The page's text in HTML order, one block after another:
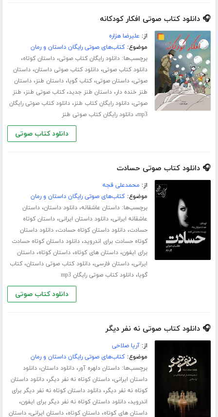
🎧 دانلود کتاب صوتی افکار کودکانه
از: علیرضا هزاره
موضوع:کتاب‌های صوتی رایگان داستان و رمان
برچسب‌ها:دانلود رایگان کتاب صوتی،داستان کوتاه،
دانلود کتاب صوتی،دانلود کتاب صوتی داستان،داستان
صوتی،داستان صوتی،کتاب گویا،داستان طنز،داستان
طنز خنده دار،داستان طنز جدید،کتاب صوتی طنز، طنز
صوتی،دانلود رایگان کتاب طنز،دانلود کتاب صوتی رایگان
mp3،دانلود رایگان کتاب صوتی طنز
دانلود کتاب صوتی
🎧 دانلود کتاب صوتی حسادت
از: محمدعلی قجه
موضوع:کتاب‌های صوتی رایگان داستان و رمان
برچسب‌ها:داستان عاشقانه،دانلود داستان،داستان
عاشقانه ایرانی،دانلود داستان ایرانی،داستان کوتاه
حسادت،دانلود داستان کوتاه حسادت،دانلود داستان
کوتاه حسادت برای اندروید،دانلود داستان کوتاه حسادت
برای ایفون،داستان های کوتاه،داستان کوتاه،داستان
ایرانی،داستان فارسی،دانلود کتاب صوتی داستان،کتاب
گویا،دانلود کتاب صوتی رایگان mp3
دانلود کتاب صوتی
🎧 دانلود کتاب صوتی نه نفر دیگر
از:آریا صلاحی
موضوع:کتاب‌های صوتی رایگان داستان و رمان
برچسب‌ها:داستان دلهره آور،دانلود داستان،دانلود
داستان ایرانی،داستان کوتاه نه نفر دیگر،دانلود داستان
کوتاه نه نفر دیگر،دانلود داستان کوتاه نه نفر دیگر برای
اندروید،دانلود داستان کوتاه نه نفر دیگر برای ایفون،
داستان های کوتاه،داستان کوتاه،داستان ایرانی،داستان